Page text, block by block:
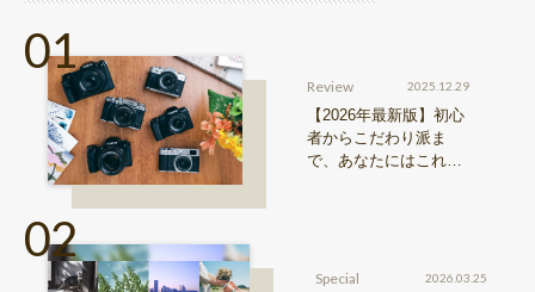
Review 2025.12.29
【2026年最新版】初心
者からこだわり派ま
で、あなたにはこれが
Special 2026.03.25